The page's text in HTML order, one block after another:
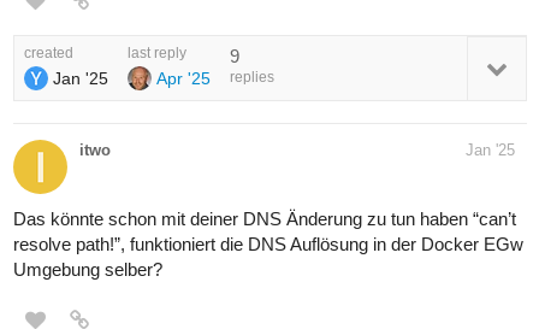
created
Jan '25
last reply
Apr '25
9
replies
itwo Jan '25
Das könnte schon mit deiner DNS Änderung zu tun haben “can’t
resolve path!”, funktioniert die DNS Auflösung in der Docker EGw
Umgebung selber?